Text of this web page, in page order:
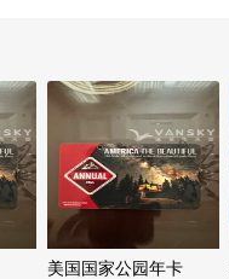
美国国家公园年卡